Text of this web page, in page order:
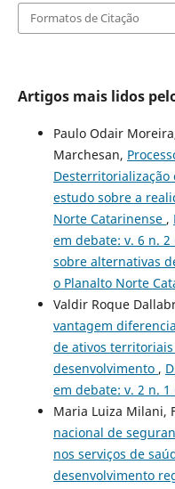
Formatos de Citação
Artigos mais lidos
Paulo Odair
Marchesan,
Desterritorialização
estudo sobre a
Norte Catarinense ,
em debate: v. 6 n. 2
sobre alternativas
o Planalto Norte
Valdir Roque
vantagem
de ativos
desenvolvimento ,
em debate: v. 2 n. 1
Maria Luiza Milani,
nacional de
nos serviços de
desenvolvimento